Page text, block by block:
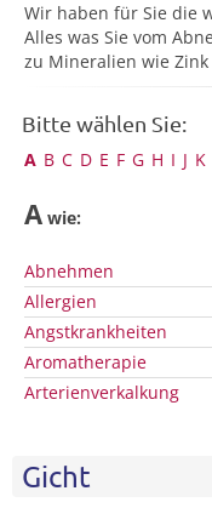
Wir haben für Sie die
Alles was Sie vom
zu Mineralien wie
Bitte wählen Sie:
A B C D E F G H I J K
A wie:
Abnehmen
Allergien
Angstkrankheiten
Aromatherapie
Arterienverkalkung
Gicht